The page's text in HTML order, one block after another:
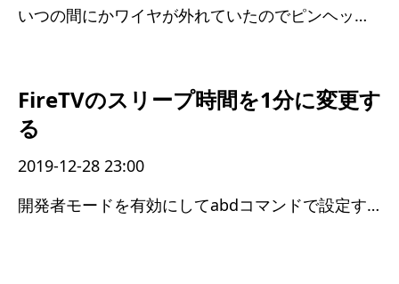
いつの間にかワイヤが外れていたのでピンヘッダを付けた
FireTVのスリープ時間を1分に変更す
る
2019-12-28 23:00
開発者モードを有効にしてabdコマンドで設定する必要があった